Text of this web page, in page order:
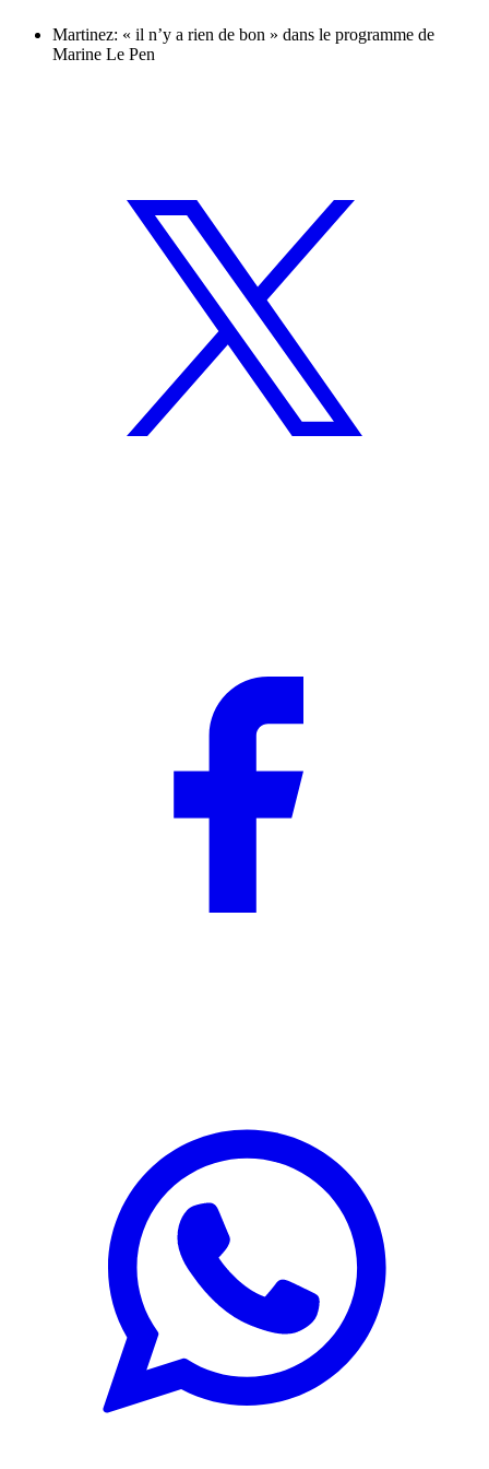
Martinez: « il n’y a rien de bon » dans le programme de
Marine Le Pen